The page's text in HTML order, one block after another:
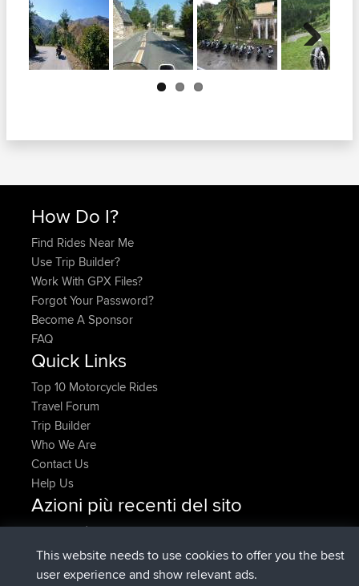
Next
How Do I?
Find Rides Near Me
Use Trip Builder?
Work With GPX Files?
Forgot Your Password?
Become A Sponsor
FAQ
Quick Links
Top 10 Motorcycle Rides
Travel Forum
Trip Builder
Who We Are
Contact Us
Help Us
Azioni più recenti del sito
JakMartinè entrato a far parte diBBRAdesso
TimoLiamè entrato a far parte diBBR1 hr, 54 min fa
helsinskyè entrato a far parte diBBR8 hrs, 39 min fa
This website needs to use cookies to offer you the best
user experience and show relevant ads.